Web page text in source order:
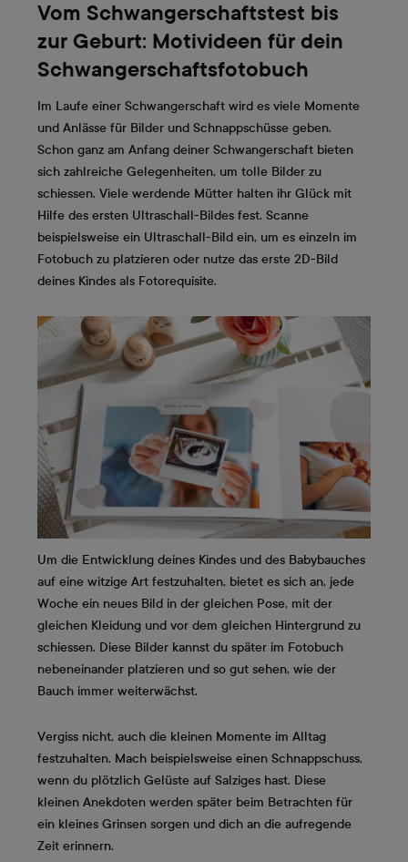
Vom Schwangerschaftstest bis
zur Geburt: Motivideen für dein
Schwangerschaftsfotobuch
Im Laufe einer Schwangerschaft wird es viele Momente
und Anlässe für Bilder und Schnappschüsse geben.
Schon ganz am Anfang deiner Schwangerschaft bieten
sich zahlreiche Gelegenheiten, um tolle Bilder zu
schiessen. Viele werdende Mütter halten ihr Glück mit
Hilfe des ersten Ultraschall-Bildes fest. Scanne
beispielsweise ein Ultraschall-Bild ein, um es einzeln im
Fotobuch zu platzieren oder nutze das erste 2D-Bild
deines Kindes als Fotorequisite.
Um die Entwicklung deines Kindes und des Babybauches
auf eine witzige Art festzuhalten, bietet es sich an, jede
Woche ein neues Bild in der gleichen Pose, mit der
gleichen Kleidung und vor dem gleichen Hintergrund zu
schiessen. Diese Bilder kannst du später im Fotobuch
nebeneinander platzieren und so gut sehen, wie der
Bauch immer weiterwächst.
Vergiss nicht, auch die kleinen Momente im Alltag
festzuhalten. Mach beispielsweise einen Schnappschuss,
wenn du plötzlich Gelüste auf Salziges hast. Diese
kleinen Anekdoten werden später beim Betrachten für
ein kleines Grinsen sorgen und dich an die aufregende
Zeit erinnern.